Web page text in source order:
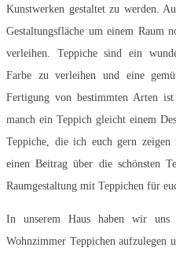
Kunstwerken gestaltet zu werden.
Gestaltungsfläche um einem Raum
verleihen. Teppiche sind ein
Farbe zu verleihen und eine
Fertigung von bestimmten Arten
manch ein Teppich gleicht einem
Teppiche, die ich euch gern
einen Beitrag über die schönsten
Raumgestaltung mit Teppichen für
In unserem Haus haben wir uns
Wohnzimmer Teppichen aufzulegen